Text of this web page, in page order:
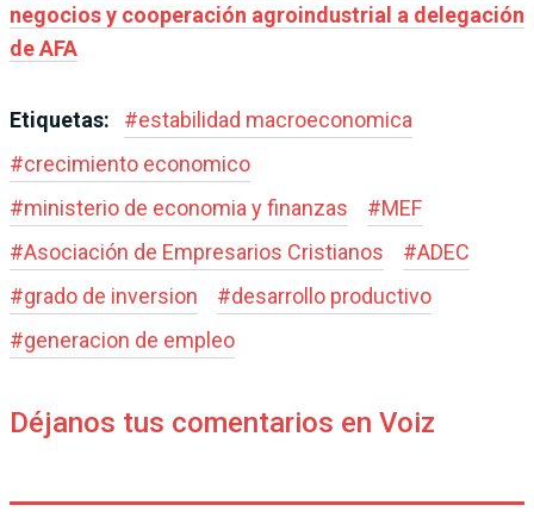
negocios y cooperación agroindustrial a delegación
de AFA
Etiquetas: #estabilidad macroeconomica
#crecimiento economico
#ministerio de economia y finanzas #MEF
#Asociación de Empresarios Cristianos #ADEC
#grado de inversion #desarrollo productivo
#generacion de empleo
Déjanos tus comentarios en Voiz